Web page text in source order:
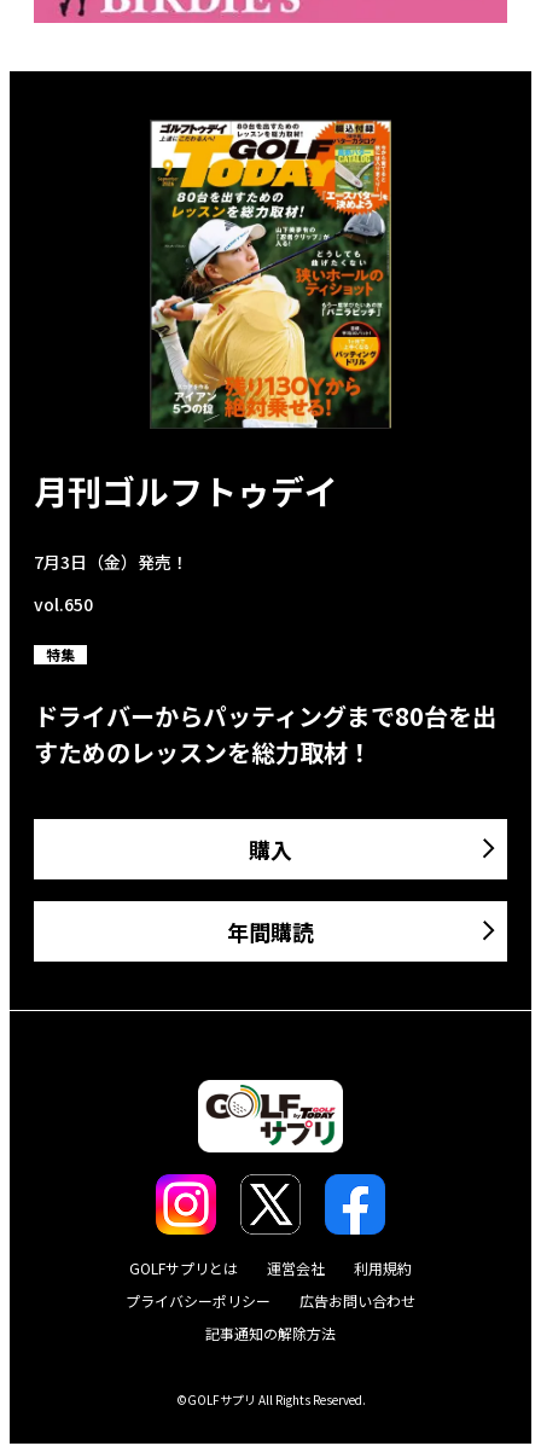
月刊ゴルフトゥデイ
7月3日（金）発売！
vol.650
特集
ドライバーからパッティングまで80台を出
すためのレッスンを総力取材！
購入
年間購読
GOLFサプリとは 運営会社
利用規約
プライバシーポリシー
広告お問い合わせ
記事通知の解除方法
©GOLFサプリ All Rights Reserved.